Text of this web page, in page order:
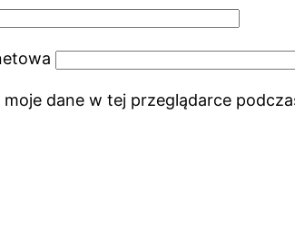
moje dane w tej przeglądarce